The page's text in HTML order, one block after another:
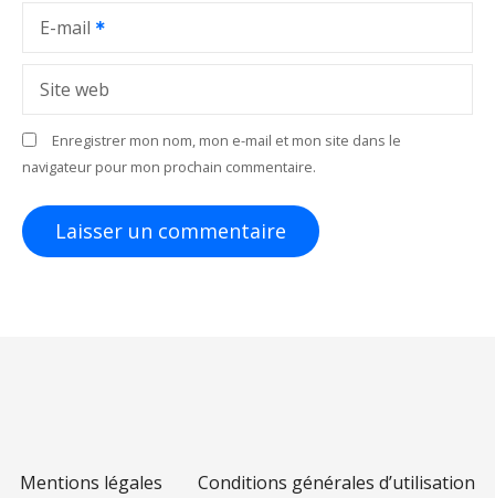
t
i
c
l
E-mail
Site web
Enregistrer mon nom, mon e-mail et mon site dans le
navigateur pour mon prochain commentaire.
Mentions légales Conditions générales d’utilisation